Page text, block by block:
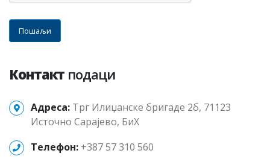
Пошаљи
Контакт подаци
Адреса: Трг Илиџанске бригаде 2б, 71123
Источно Сарајево, БиХ
Телефон: +387 57 310 560